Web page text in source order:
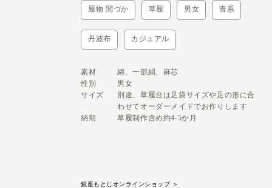
履物 関づか 草履 男女 青系
丹波布 カジュアル
素材
綿、一部絹、麻芯
性別
男女
サイズ
別途、草履台は足袋サイズや足の形に合
わせてオーダーメイドでお作りします
納期
草履制作含め約4-5か月
銀座もとじオンラインショップ＞